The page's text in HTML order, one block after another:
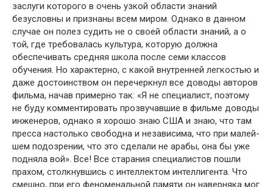
заслуги которого в очень узкой области знаний
безусловны и признаны всем миром. Однако в данном
случае он полез судить не о своей области знаний, а о
той, где требовалась культура, которую долж­на
обеспечивать средняя школа после семи классов
обучения. Но характерно, с какой внутренней легкостью и
даже достоинством он перечеркнул все доводы авторов
фильма, начав примерно так: «Я не специалист, поэтому
не буду комментировать прозвучавшие в фильме доводы
инженеров, однако я хорошо знаю США и знаю, что там
пресса настолько свободна и независима, что при малей­
шем подозрении, что это сделали не арабы, она бы уже
подняла вой». Все! Все старания специалистов пошли
прахом, столкнув­шись с интеллектом интеллигента. Что
смешно, при его фено­менальной памяти он наверняка мог